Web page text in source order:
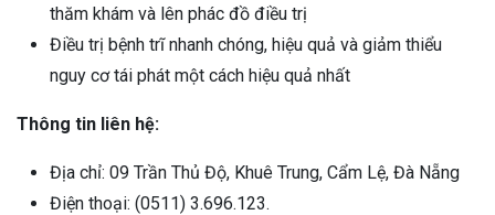
thăm khám và lên phác đồ điều trị
Điều trị bệnh trĩ nhanh chóng, hiệu quả và giảm thiểu
nguy cơ tái phát một cách hiệu quả nhất
Thông tin liên hệ:
Địa chỉ: 09 Trần Thủ Độ, Khuê Trung, Cẩm Lệ, Đà Nẵng
Điện thoại: (0511) 3.696.123.